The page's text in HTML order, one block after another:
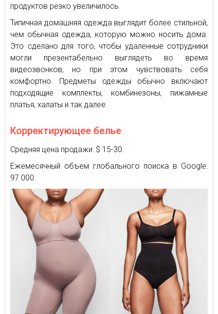
продуктов резко увеличилось.
Типичная домашняя одежда выглядит более стильной,
чем обычная одежда, которую можно носить дома.
Это сделано для того, чтобы удаленные сотрудники
могли презентабельно выглядеть во время
видеозвонков, но при этом чувствовать себя
комфортно. Предметы одежды обычно включают
подходящие комплекты, комбинезоны, пижамные
платья, халаты и так далее.
Корректирующее белье
Средняя цена продажи: $ 15-30.
Ежемесячный объем глобального поиска в Google:
97 000.